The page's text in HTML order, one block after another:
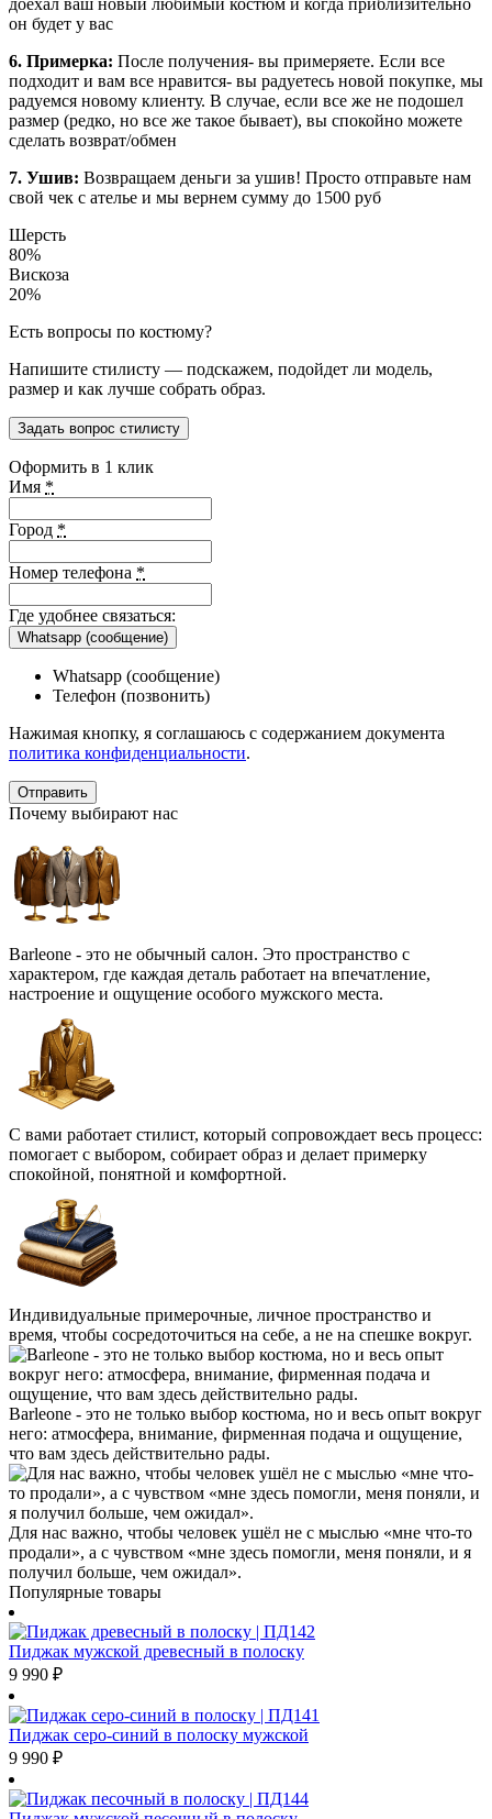
он будет у вас
6. Примерка: После получения- вы примеряете. Если все
подходит и вам все нравится- вы радуетесь новой покупке, мы
радуемся новому клиенту. В случае, если все же не подошел
размер (редко, но все же такое бывает), вы спокойно можете
сделать возврат/обмен
7. Ушив: Возвращаем деньги за ушив! Просто отправьте нам
свой чек с ателье и мы вернем сумму до 1500 руб
Шерсть
80%
Вискоза
20%
Есть вопросы по костюму?
Напишите стилисту — подскажем, подойдет ли модель,
размер и как лучше собрать образ.
Задать вопрос стилисту
Оформить в 1 клик
Имя *
Город *
Номер телефона *
Где удобнее связаться:
Whatsapp (сообщение)
Whatsapp (сообщение)
Телефон (позвонить)
Нажимая кнопку, я соглашаюсь с содержанием документа
политика конфиденциальности.
Почему выбирают нас
Barleone - это не обычный салон. Это пространство с
характером, где каждая деталь работает на впечатление,
настроение и ощущение особого мужского места.
С вами работает стилист, который сопровождает весь процесс:
помогает с выбором, собирает образ и делает примерку
спокойной, понятной и комфортной.
Индивидуальные примерочные, личное пространство и
время, чтобы сосредоточиться на себе, а не на спешке вокруг.
Barleone - это не только выбор костюма, но и весь опыт вокруг
него: атмосфера, внимание, фирменная подача и ощущение,
что вам здесь действительно рады.
Для нас важно, чтобы человек ушёл не с мыслью «мне что-то
продали», а с чувством «мне здесь помогли, меня поняли, и я
получил больше, чем ожидал».
Популярные товары
Пиджак мужской древесный в полоску
9 990 ₽
Пиджак серо-синий в полоску мужской
9 990 ₽